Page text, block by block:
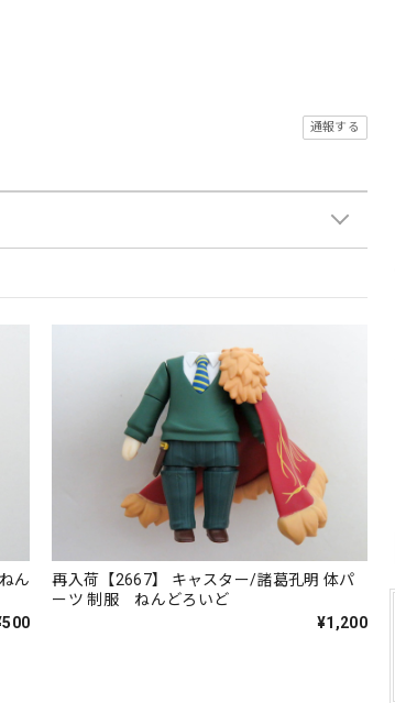
通報する
ん
再入荷【2667】 キャスター/諸葛孔明 体パ
ーツ 制服 ねんどろいど
¥1,200